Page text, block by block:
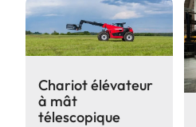
Chariot élévateur
à mât
télescopique